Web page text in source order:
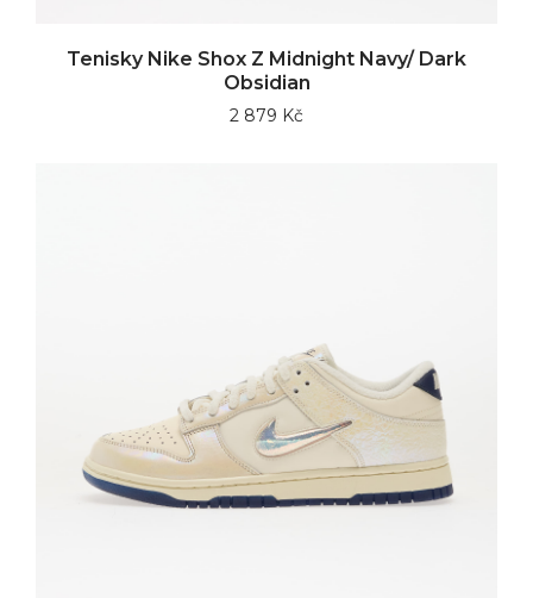
Tenisky Nike Shox Z Midnight Navy/ Dark
Obsidian
2 879 Kč